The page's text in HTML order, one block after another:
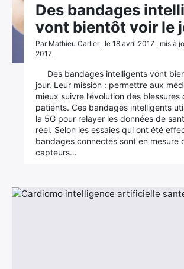
Des bandages
vont bientôt voir le
Par Mathieu Carlier , le 18 avril 2017 , mis à
2017
Des bandages intelligents vont
jour. Leur mission : permettre aux
mieux suivre l’évolution des blessures
patients. Ces bandages intelligents
la 5G pour relayer les données de
réel. Selon les essaies qui ont été
bandages connectés sont en mesure
capteurs…